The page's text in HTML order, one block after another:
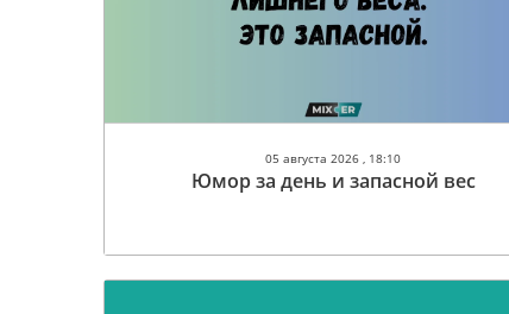
05 августа 2026 , 18:10
Юмор за день и запасной вес